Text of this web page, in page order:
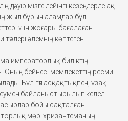
дәуірімізге дейінгі кезеңдерде-ақ
жыл бұрын адамдар бұл
үшін жоғары бағалаған.
әлемнің көптеген
императорлық биліктің
бейнесі мемлекеттің ресми
Бұл гүл асқақтықпен, ұзақ
байланыстырылып келеді.
бойы сақталған.
мөрі хризантеманың